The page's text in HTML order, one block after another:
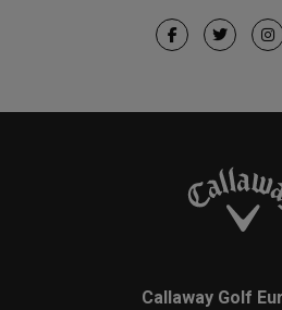
Callaway Golf